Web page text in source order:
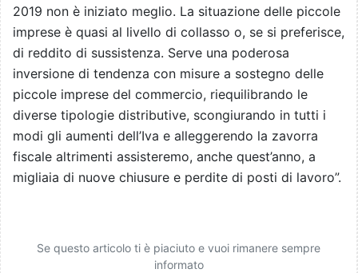
2019 non è iniziato meglio. La situazione delle piccole
imprese è quasi al livello di collasso o, se si preferisce,
di reddito di sussistenza. Serve una poderosa
inversione di tendenza con misure a sostegno delle
piccole imprese del commercio, riequilibrando le
diverse tipologie distributive, scongiurando in tutti i
modi gli aumenti dell’Iva e alleggerendo la zavorra
fiscale altrimenti assisteremo, anche quest’anno, a
migliaia di nuove chiusure e perdite di posti di lavoro”.
Se questo articolo ti è piaciuto e vuoi rimanere sempre
informato